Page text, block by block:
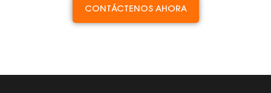
CONTÁCTENOS AHORA